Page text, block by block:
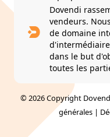
Dovendi
vendeurs.
de domaine
dans le but
toutes les
© 2026 Copyright
générales |